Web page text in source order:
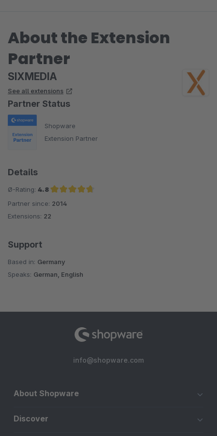
About the Extension
Partner
SIXMEDIA
See all extensions
Partner Status
Shopware
Extension Partner
Details
Ø-Rating: 4.8
Average rating of 4.8 out of 5 stars
Partner since: 2014
Extensions: 22
Support
Based in: Germany
Speaks: German, English
info@shopware.com
About Shopware
Discover